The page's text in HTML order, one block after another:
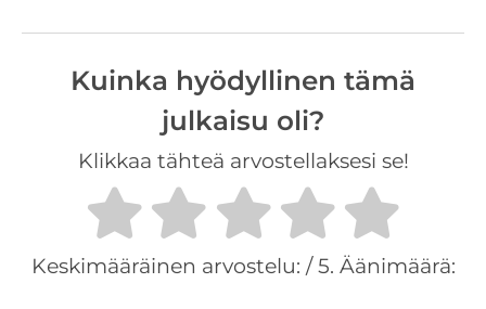
Kuinka hyödyllinen tämä
julkaisu oli?
Klikkaa tähteä arvostellaksesi se!
Keskimääräinen arvostelu: / 5. Äänimäärä: